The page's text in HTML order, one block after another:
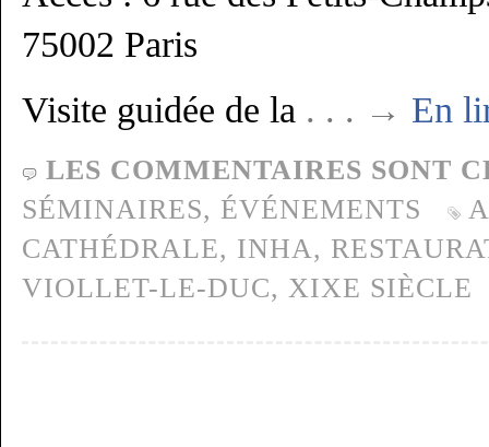
75002 Paris
Visite guidée de la . . . → En
LES COMMENTAIRES SONT
SÉMINAIRES, ÉVÉNEMENTS
CATHÉDRALE, INHA,
VIOLLET-LE-DUC, XIXE SIÈCLE